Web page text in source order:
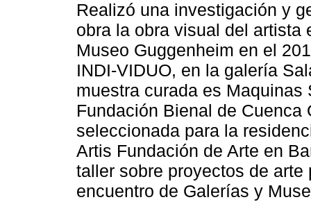
Realizó una investigación y
obra la obra visual del artista
Museo Guggenheim en el
INDI-VIDUO, en la galería
muestra curada es
Fundación Bienal de Cuenca
seleccionada para la
Artis Fundación de Arte en
taller sobre proyectos de
encuentro de Galerías y